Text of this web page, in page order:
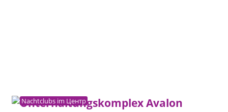
Nachtclubs im Центр